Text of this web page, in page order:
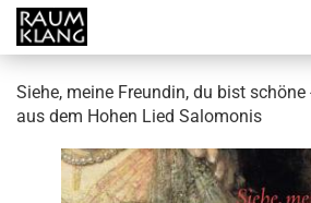
Siehe, meine Freundin, du bist
aus dem Hohen Lied Salomonis